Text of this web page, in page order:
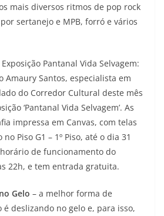
mais diversos ritmos de pop rock
sertanejo e MPB, forró e vários
Exposição Pantanal Vida Selvagem:
Amaury Santos, especialista em
do Corredor Cultural deste mês
‘Pantanal Vida Selvagem’. As
impressa em Canvas, com telas
Piso G1 – 1º Piso, até o dia 31
de funcionamento do
22h, e tem entrada gratuita.
Gelo – a melhor forma de
deslizando no gelo e, para isso,